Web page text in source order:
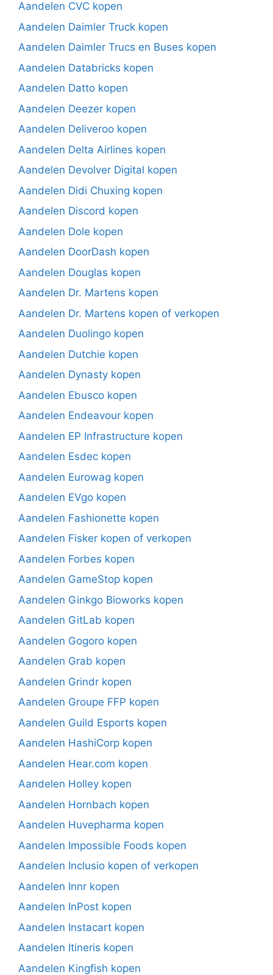
Aandelen CVC kopen
Aandelen Daimler Truck kopen
Aandelen Daimler Trucs en Buses kopen
Aandelen Databricks kopen
Aandelen Datto kopen
Aandelen Deezer kopen
Aandelen Deliveroo kopen
Aandelen Delta Airlines kopen
Aandelen Devolver Digital kopen
Aandelen Didi Chuxing kopen
Aandelen Discord kopen
Aandelen Dole kopen
Aandelen DoorDash kopen
Aandelen Douglas kopen
Aandelen Dr. Martens kopen
Aandelen Dr. Martens kopen of verkopen
Aandelen Duolingo kopen
Aandelen Dutchie kopen
Aandelen Dynasty kopen
Aandelen Ebusco kopen
Aandelen Endeavour kopen
Aandelen EP Infrastructure kopen
Aandelen Esdec kopen
Aandelen Eurowag kopen
Aandelen EVgo kopen
Aandelen Fashionette kopen
Aandelen Fisker kopen of verkopen
Aandelen Forbes kopen
Aandelen GameStop kopen
Aandelen Ginkgo Bioworks kopen
Aandelen GitLab kopen
Aandelen Gogoro kopen
Aandelen Grab kopen
Aandelen Grindr kopen
Aandelen Groupe FFP kopen
Aandelen Guild Esports kopen
Aandelen HashiCorp kopen
Aandelen Hear.com kopen
Aandelen Holley kopen
Aandelen Hornbach kopen
Aandelen Huvepharma kopen
Aandelen Impossible Foods kopen
Aandelen Inclusio kopen of verkopen
Aandelen Innr kopen
Aandelen InPost kopen
Aandelen Instacart kopen
Aandelen Itineris kopen
Aandelen Kingfish kopen